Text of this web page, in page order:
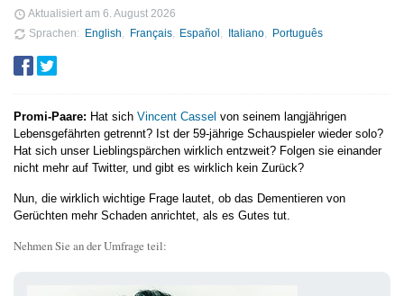
Aktualisiert am 6. August 2026
Sprachen
English Français Español Italiano Português
Promi-Paare: Hat sich Vincent Cassel von seinem langjährigen
Lebensgefährten getrennt? Ist der 59-jährige Schauspieler wieder solo?
Hat sich unser Lieblingspärchen wirklich entzweit? Folgen sie einander
nicht mehr auf Twitter, und gibt es wirklich kein Zurück?
Nun, die wirklich wichtige Frage lautet, ob das Dementieren von
Gerüchten mehr Schaden anrichtet, als es Gutes tut.
Nehmen Sie an der Umfrage teil: